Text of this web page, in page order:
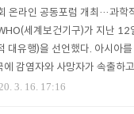
온라인 공동포럼 개최…과학
세계보건기구)가 지난 12
대유행)을 선언했다. 아시아를
감염자와 사망자가 속출하
스로 인한 국민들의 혼란도
3. 16. 17:16